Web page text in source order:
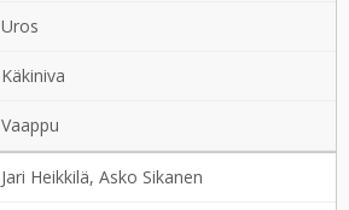
Uros
Käkiniva
Vaappu
Jari Heikkilä, Asko Sikanen